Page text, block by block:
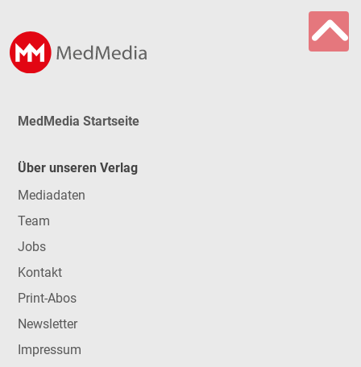
MedMedia Startseite
Über unseren Verlag
Mediadaten
Team
Jobs
Kontakt
Print-Abos
Newsletter
Impressum